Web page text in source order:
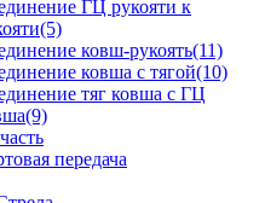
ГЦ рукояти к
ковш-рукоять(11)
ковша с тягой(10)
тяг ковша с ГЦ
передача